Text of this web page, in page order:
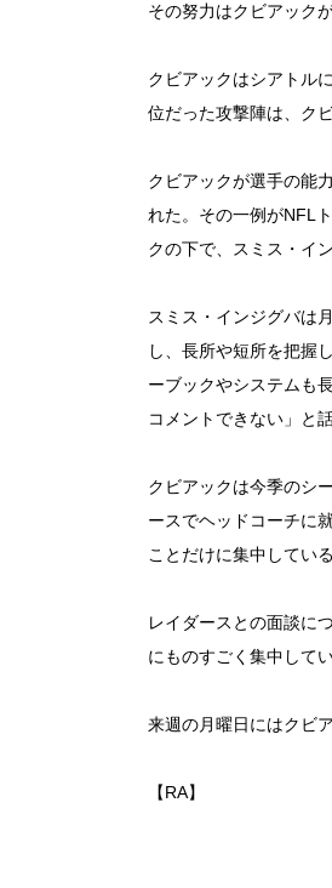
その努力はクビアック
クビアックはシアトル
位だった攻撃陣は、ク
クビアックが選手の能
れた。その一例がNFL
クの下で、スミス・イ
スミス・インジグバは
し、長所や短所を把握
ーブックやシステムも
コメントできない」と話
クビアックは今季のシ
ースでヘッドコーチに
ことだけに集中している
レイダースとの面談に
にものすごく集中して
来週の月曜日にはクビ
【RA】